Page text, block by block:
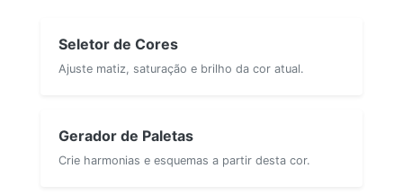
Seletor de Cores
Ajuste matiz, saturação e brilho da cor atual.
Gerador de Paletas
Crie harmonias e esquemas a partir desta cor.